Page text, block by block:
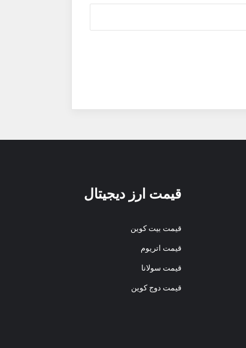
قیمت ارز دیجیتال
قیمت بیت کوین
قیمت اتریوم
قیمت سولانا
قیمت دوج کوین